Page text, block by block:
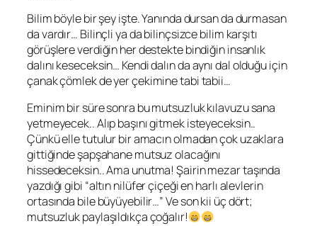
Bilim böyle bir şey işte. Yanında dursan da durmasan
da vardır… Bilinçli ya da bilinçsizce bilim karşıtı
görüşlere verdiğin her destekte bindiğin insanlık
dalını keseceksin… Kendi dalın da aynı dal olduğu için
çanak çömlek de yer çekimine tabi tabii…
Eminim bir süre sonra bu mutsuzluk kılavuzu sana
yetmeyecek.. Alıp başını gitmek isteyeceksin..
Çünkü elle tutulur bir amacın olmadan çok uzaklara
gittiğinde şapşahane mutsuz olacağını
hissedeceksin.. Ama unutma! Şairin mezar taşında
yazdığı gibi “altın nilüfer çiçeği en harlı alevlerin
ortasında bile büyüyebilir…” Ve son kii üç dört;
mutsuzluk paylaşıldıkça çoğalır!